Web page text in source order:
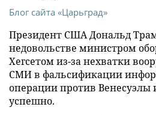
Блог сайта «Царьград»
Президент США Дональд
недовольстве министром
Хегсетом из-за нехватки
СМИ в фальсификации
операции против Венесуэлы
успешно.